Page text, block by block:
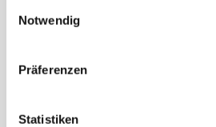
werden auch bei der Auswahl von
Impressum
Notwendig
Präferenzen
Statistiken
Sie haben eine Kündigung
kündigen, Ihnen wurde kein Lohn
Arbeitszeugnis, Sie möchten sich